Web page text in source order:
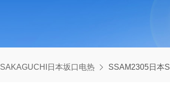
SAKAGUCHI日本坂口电热 SSAM2305日本SAKAGUCHI坂口电热硅橡胶加热器